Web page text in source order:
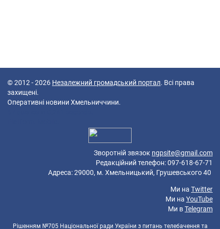
© 2012 - 2026 Незалежний громадський портал. Всі права
захищені.
Оперативні новини Хмельниччини.
Зворотній звязок ngpsite@gmail.com
Редакційний телефон: 097-618-67-71
Адреса: 29000, м. Хмельницький, Грушевського 40
Ми на Twitter
Ми на YouTube
Ми вTelegram
Рішенням №705 Національної ради України з питань телебачення та